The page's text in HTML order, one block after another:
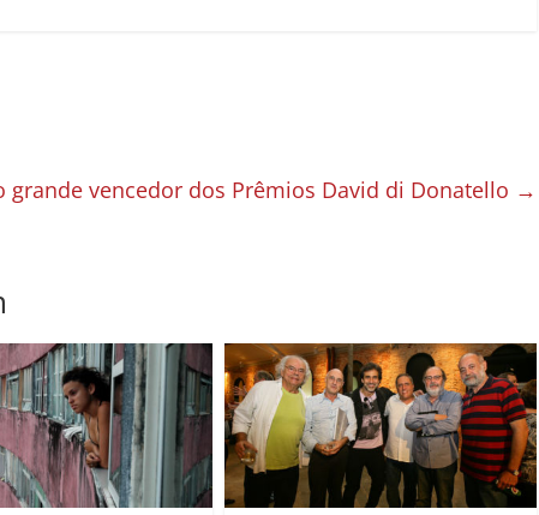
grande vencedor dos Prêmios David di Donatello →